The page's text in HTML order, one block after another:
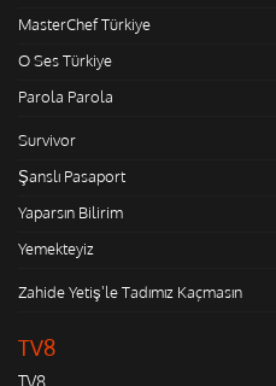
MasterChef Türkiye
O Ses Türkiye
Parola Parola
Survivor
Şanslı Pasaport
Yaparsın Bilirim
Yemekteyiz
Zahide Yetiş'le Tadımız Kaçmasın
TV8